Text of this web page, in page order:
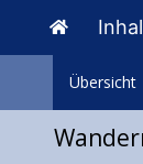
Übersicht